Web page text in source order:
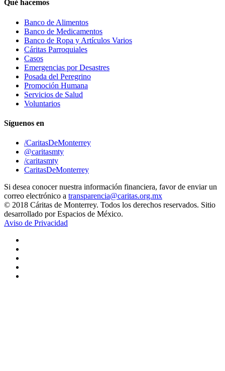
Qué hacemos
Banco de Alimentos
Banco de Medicamentos
Banco de Ropa y Artículos Varios
Cáritas Parroquiales
Casos
Emergencias por Desastres
Posada del Peregrino
Promoción Humana
Servicios de Salud
Voluntarios
Síguenos en
/CaritasDeMonterrey
@caritasmty
/caritasmty
CaritasDeMonterrey
Si desea conocer nuestra información financiera, favor de enviar un
correo electrónico a transparencia@caritas.org.mx
© 2018 Cáritas de Monterrey. Todos los derechos reservados. Sitio
desarrollado por Espacios de México.
Aviso de Privacidad